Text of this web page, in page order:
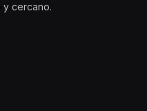
y cercano.